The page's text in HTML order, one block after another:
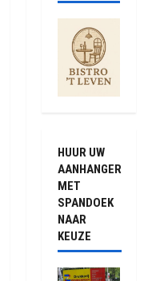
HUUR UW
AANHANGER
MET
SPANDOEK
NAAR
KEUZE